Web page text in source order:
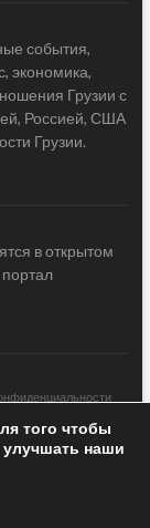
события,
экономика,
Грузии с
Россией, США
Грузии.
в открытом
Reserved /
того чтобы
улучшать наши